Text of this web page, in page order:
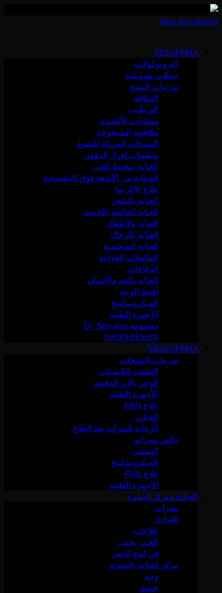
Skip to content
SESDERMA
البروتوكولات
حملات تسويقية
تدريبات المنتج
النظافة
الترطيب
مضادات الأكسدة
مكافحة الشيخوخة
المنتجات المزيلة للتصبغ
منظمات إفراز الدهون
العناية بمحيط العين
الحماية من الأشعة فوق البنفسجية
علاج الإكزيما
العناية بالشعر
العناية الخاصة بالجسم
العناية بالأطفال
العناية بالرجال
العناية الشخصية
المكملات الغذائية
الدفاعات
العناية بالفم والأسنان
أقنعة الوجه
الميكرونيدلينج
الأجهزة الطبية
مجموعة Dr. Serrano
SHOPHIESKIN
MEDIDERMA
تدريبات المنتجات
التقشير الكيميائي
الوخز بالإبر الدقيقة
الأجهزة الطبية
علاج PAN
الفيلرز
الرعاية المنزلية بعد العلاج
دكتور سيرانو
التقشير
الميكرونيدلينج
علاج PAN
الأجهزة الطبية
العيادة ومركز البشرة
مقرات
العيادة
علاجات
الخبير يجيب
في لمح البصر
مركز العناية بالبشرة
وجه
جسم